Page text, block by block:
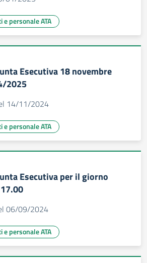
e personale ATA
Esecutiva 18 novembre
2025
14/11/2024
e personale ATA
Esecutiva per il giorno
06/09/2024
e personale ATA